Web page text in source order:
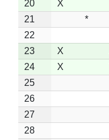
20
X
21
*
22
23
X
24
X
25
26
27
28